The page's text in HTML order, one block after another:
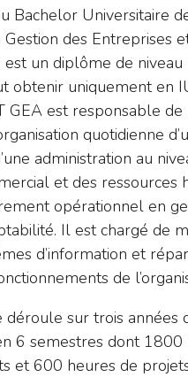
Bachelor Universitaire
des Entreprises
un diplôme de niveau
obtenir uniquement en
GEA est responsable de
quotidienne
administration au
et des ressources
opérationnel en
Il est chargé de
d’information et
de
déroule sur trois années
6 semestres dont 1800
et 600 heures de